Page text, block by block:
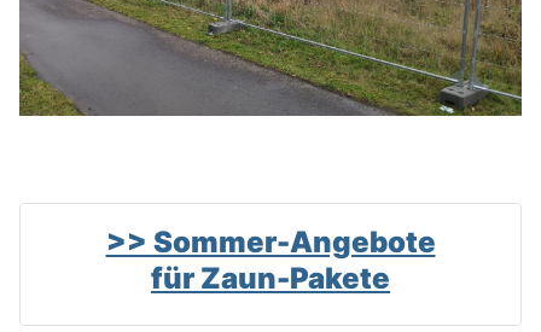
>> Sommer-Angebote
für Zaun-Pakete